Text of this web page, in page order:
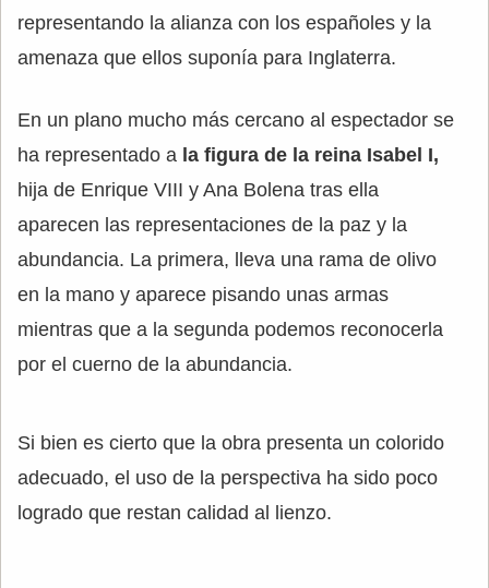
representando la alianza con los españoles y la
amenaza que ellos suponía para Inglaterra.
En un plano mucho más cercano al espectador se
ha representado a la figura de la reina Isabel I,
hija de Enrique VIII y Ana Bolena tras ella
aparecen las representaciones de la paz y la
abundancia. La primera, lleva una rama de olivo
en la mano y aparece pisando unas armas
mientras que a la segunda podemos reconocerla
por el cuerno de la abundancia.
Si bien es cierto que la obra presenta un colorido
adecuado, el uso de la perspectiva ha sido poco
logrado que restan calidad al lienzo.